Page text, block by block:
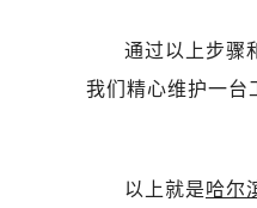
通过以上步骤
我们精心维护一台
以上就是哈尔